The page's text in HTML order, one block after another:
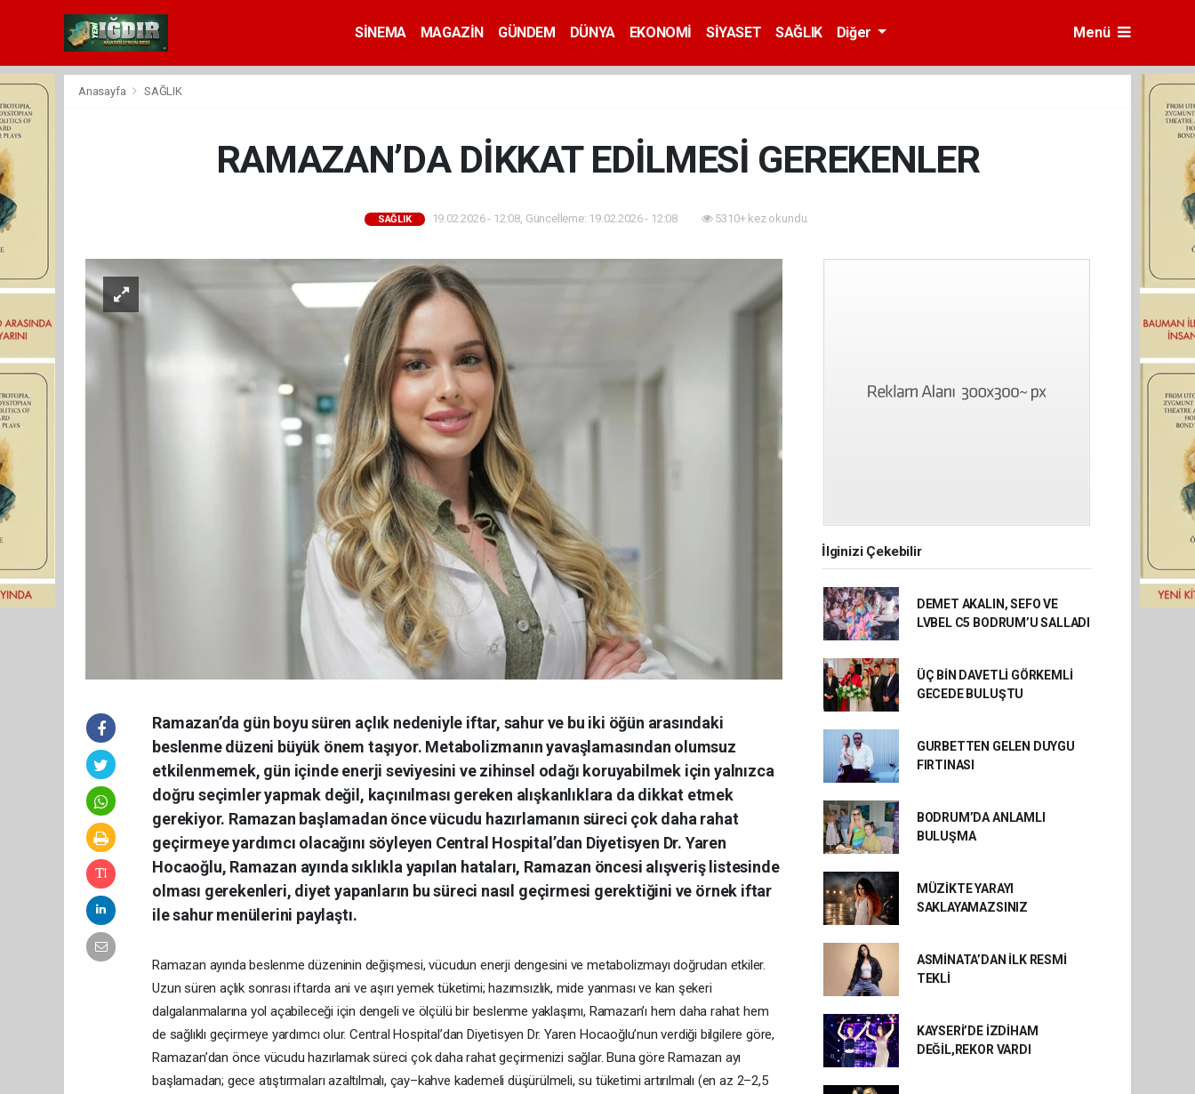
SİNEMA MAGAZİN GÜNDEM DÜNYA EKONOMİ SİYASET SAĞLIK Diğer Menü
Anasayfa SAĞLIK
RAMAZAN’DA DİKKAT EDİLMESİ GEREKENLER
SAĞLIK 19.02.2026 - 12:08, Güncelleme: 19.02.2026 - 12:08 5310+ kez okundu.
Ramazan’da gün boyu süren açlık nedeniyle iftar, sahur ve bu iki öğün arasındaki
beslenme düzeni büyük önem taşıyor. Metabolizmanın yavaşlamasından olumsuz
etkilenmemek, gün içinde enerji seviyesini ve zihinsel odağı koruyabilmek için yalnızca
doğru seçimler yapmak değil, kaçınılması gereken alışkanlıklara da dikkat etmek
gerekiyor. Ramazan başlamadan önce vücudu hazırlamanın süreci çok daha rahat
geçirmeye yardımcı olacağını söyleyen Central Hospital’dan Diyetisyen Dr. Yaren
Hocaoğlu, Ramazan ayında sıklıkla yapılan hataları, Ramazan öncesi alışveriş listesinde
olması gerekenleri, diyet yapanların bu süreci nasıl geçirmesi gerektiğini ve örnek iftar
ile sahur menülerini paylaştı.
Ramazan ayında beslenme düzeninin değişmesi, vücudun enerji dengesini ve metabolizmayı doğrudan etkiler.
Uzun süren açlık sonrası iftarda ani ve aşırı yemek tüketimi; hazımsızlık, mide yanması ve kan şekeri
dalgalanmalarına yol açabileceği için dengeli ve ölçülü bir beslenme yaklaşımı, Ramazan’ı hem daha rahat hem
de sağlıklı geçirmeye yardımcı olur. Central Hospital’dan Diyetisyen Dr. Yaren Hocaoğlu’nun verdiği bilgilere göre,
Ramazan’dan önce vücudu hazırlamak süreci çok daha rahat geçirmenizi sağlar. Buna göre Ramazan ayı
başlamadan; gece atıştırmaları azaltılmalı, çay–kahve kademeli düşürülmeli, su tüketimi artırılmalı (en az 2–2,5
İlginizi Çekebilir
DEMET AKALIN, SEFO VE
LVBEL C5 BODRUM’U SALLADI
ÜÇ BİN DAVETLİ GÖRKEMLİ
GECEDE BULUŞTU
GURBETTEN GELEN DUYGU
FIRTINASI
BODRUM’DA ANLAMLI
BULUŞMA
MÜZİKTE YARAYI
SAKLAYAMAZSINIZ
ASMİNATA’DAN İLK RESMİ
TEKLİ
KAYSERİ’DE İZDİHAM
DEĞİL,REKOR VARDI